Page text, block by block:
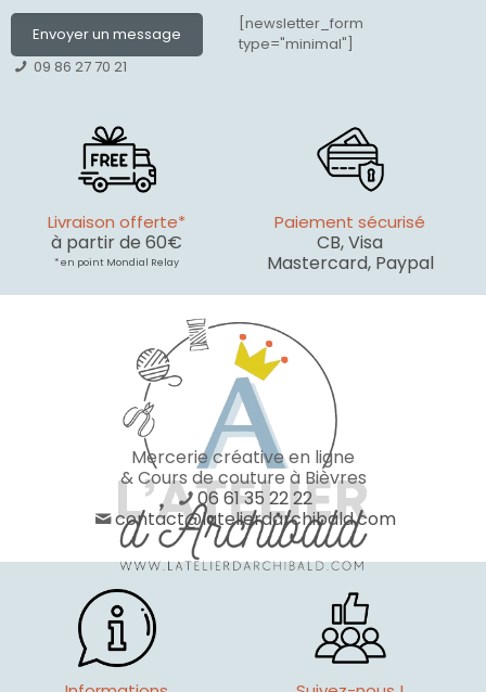
Envoyer un message
09 86 27 70 21
[newsletter_form
type="minimal"]
Livraison offerte*
à partir de 60€
* en point Mondial Relay
Paiement sécurisé
CB, Visa
Mastercard, Paypal
Mercerie créative en ligne
& Cours de couture à Bièvres
06 61 35 22 22
contact@latelierdarchibald.com